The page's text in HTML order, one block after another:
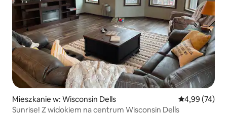
Mieszkanie w: Wisconsin Dells Średnia
4,99 (74)
Sunrise! Z widokiem na centrum Wisconsin Dells